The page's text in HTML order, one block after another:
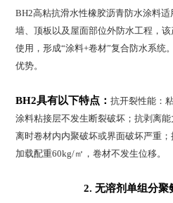
BH2高粘抗滑水性橡胶沥青防水涂料
墙、顶板以及屋面部位外防水工程，
使用，形成“涂料+卷材”复合防水系统
优势。
BH2具有以下特点：抗开裂性能：
涂料粘接层不发生断裂破坏；抗剥离
离时卷材内内聚破坏或界面破坏严重
加载配重60kg/㎡，卷材不发生位移。
2. 无溶剂单组分聚